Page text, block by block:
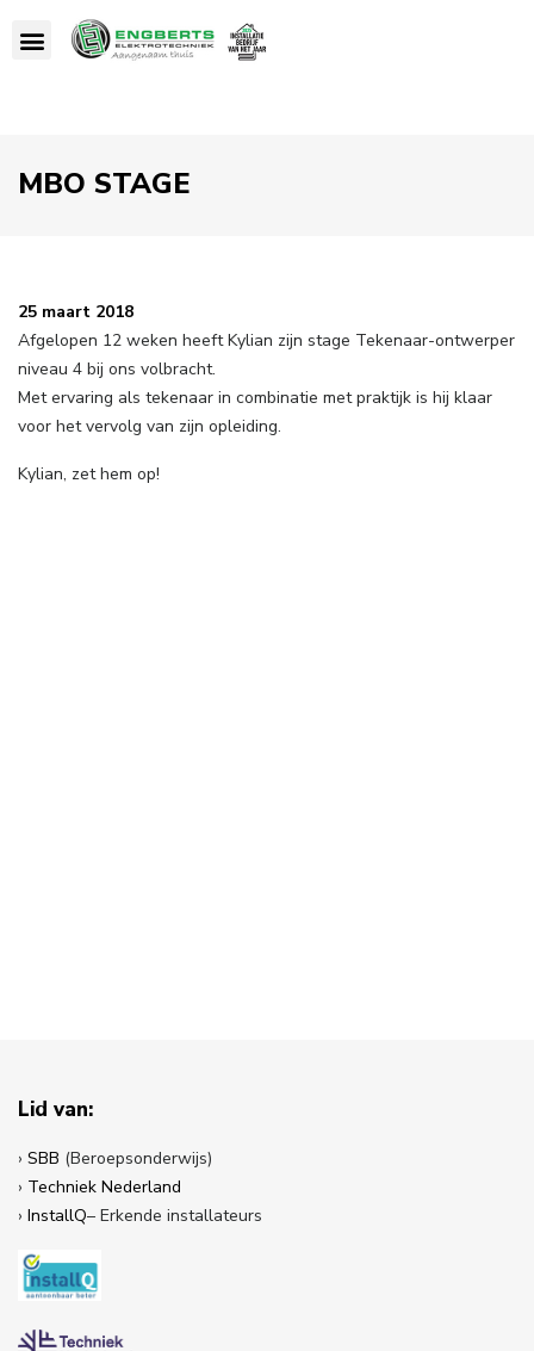
MBO STAGE
25 maart 2018
Afgelopen 12 weken heeft Kylian zijn stage Tekenaar-ontwerper
niveau 4 bij ons volbracht.
Met ervaring als tekenaar in combinatie met praktijk is hij klaar
voor het vervolg van zijn opleiding.
Kylian, zet hem op!
Lid van:
› SBB (Beroepsonderwijs)
› Techniek Nederland
› InstallQ– Erkende installateurs